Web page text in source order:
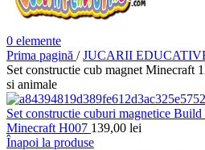
0 elemente
Prima pagină / JUCARII
Set constructie cub magnet Minecraft
si animale
Set constructie cuburi magnetice
Minecraft H007 139,00 lei
Înapoi la produse